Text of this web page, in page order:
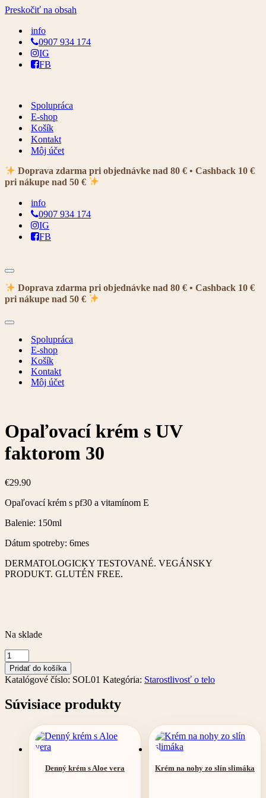
Preskočiť na obsah
info
0907 934 174
IG
FB
Spolupráca
E-shop
Košík
Kontakt
Môj účet
Doprava zdarma pri objednávke nad 80 € • Cashback 10 €
pri nákupe nad 50 €
info
0907 934 174
IG
FB
Menu
navigácie
Doprava zdarma pri objednávke nad 80 € • Cashback 10 €
pri nákupe nad 50 €
Menu
navigácieSpolupráca
E-shop
Košík
Kontakt
Môj účet
Opaľovací krém s UV
faktorom 30
€29.90
Opaľovací krém s pf30 a vitamínom E
Balenie: 150ml
Dátum spotreby: 6mes
DERMATOLOGICKY TESTOVANÉ. VEGÁNSKY
PRODUKT. GLUTÉN FREE.
Na sklade
množstvo
Opaľovací
krém
s
faktorom
Pridať do košíka
Katalógové číslo: SOL01 Kategória: Starostlivosť o telo
Súvisiace produkty
Denný krém s Aloe vera Krém na nohy zo slín slimáka